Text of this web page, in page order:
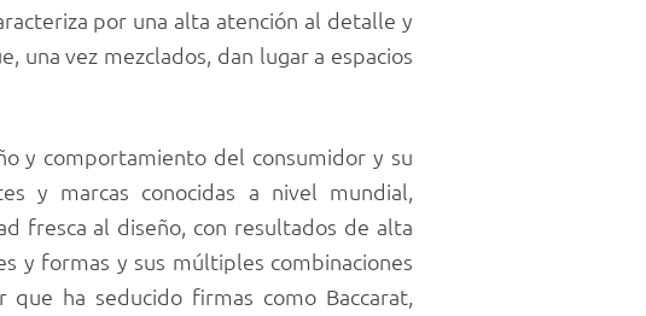
por una alta atención al detalle y
una vez mezclados, dan lugar a espacios
y comportamiento del consumidor y su
y marcas conocidas a nivel mundial,
fresca al diseño, con resultados de alta
y formas y sus múltiples combinaciones
ha seducido firmas como Baccarat,